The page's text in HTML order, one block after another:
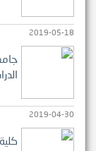
2019-05-18
2019-04-30
كلية